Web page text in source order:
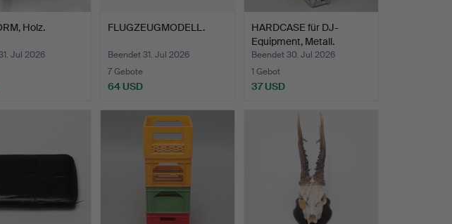
Holz.
Jul 2026
FLUGZEUGMODELL.
Beendet 31. Jul 2026
7 Gebote
64 USD
HARDCASE für DJ-
Equipment, Metall.
Beendet 30. Jul 2026
1 Gebot
37 USD